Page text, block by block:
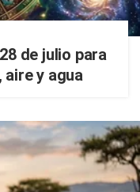
de julio para
y agua